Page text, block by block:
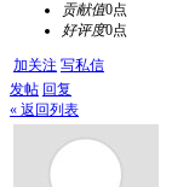
贡献值0点
好评度0点
加关注 写私信
发帖 回复
« 返回列表